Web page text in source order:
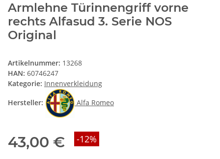
Armlehne Türinnengriff vorne
rechts Alfasud 3. Serie NOS
Original
Artikelnummer: 13268
HAN: 60746247
Kategorie: Innenverkleidung
Hersteller: Alfa Romeo
43,00 € -12%